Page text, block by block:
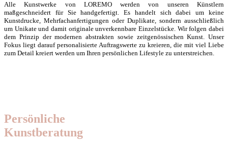
Alle Kunstwerke von LOREMO werden von unseren Künstlern
maßgeschneidert für Sie handgefertigt. Es handelt sich dabei um keine
Kunstdrucke, Mehrfachanfertigungen oder Duplikate, sondern ausschließlich
um Unikate und damit originale unverkennbare Einzelstücke. Wir folgen dabei
dem Prinzip der modernen abstrakten sowie zeitgenössischen Kunst. Unser
Fokus liegt darauf personalisierte Auftragswerte zu kreieren, die mit viel Liebe
zum Detail kreiert werden um Ihren persönlichen Lifestyle zu unterstreichen.
Persönliche
Kunstberatung